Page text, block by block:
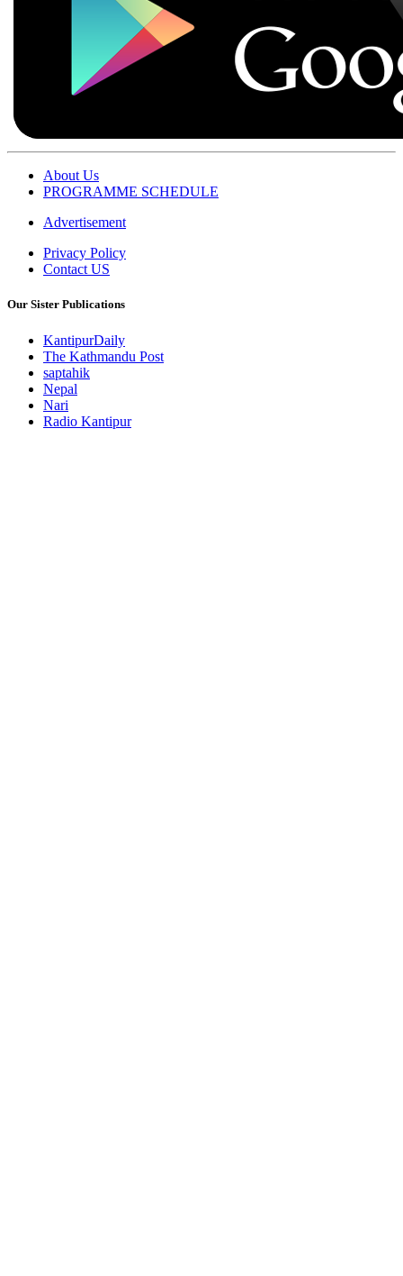
About Us
PROGRAMME SCHEDULE
Advertisement
Privacy Policy
Contact US
Our Sister Publications
KantipurDaily
The Kathmandu Post
saptahik
Nepal
Nari
Radio Kantipur